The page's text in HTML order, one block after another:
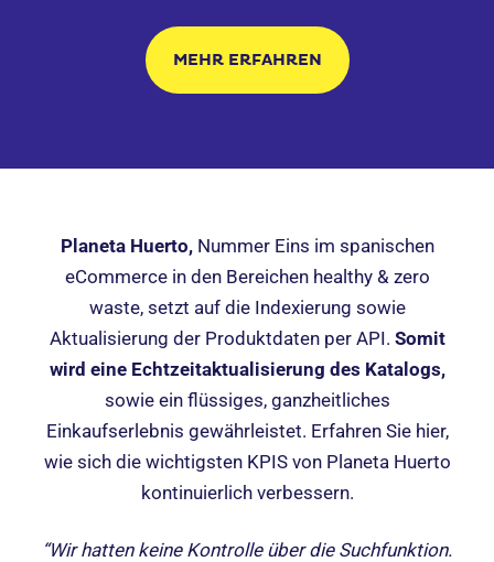
MEHR ERFAHREN
Planeta Huerto,Nummer Eins im spanischen
eCommerce in den Bereichen healthy & zero
waste, setzt auf die Indexierung sowie
Aktualisierung der Produktdaten per API. Somit
wird eine Echtzeitaktualisierung des Katalogs,
sowie ein flüssiges, ganzheitliches
Einkaufserlebnis gewährleistet. Erfahren Sie hier,
wie sich die wichtigsten KPIS von Planeta Huerto
kontinuierlich verbessern.
“Wir hatten keine Kontrolle über die Suchfunktion.